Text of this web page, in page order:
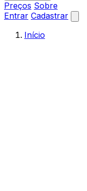
Preços Sobre
Entrar Cadastrar
Início